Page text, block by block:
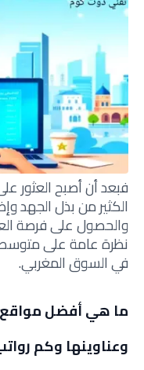
فبعد أن أصبح العثور
الكثير من بذل الجهد
والحصول على فرصة
نظرة عامة على متوسط
في السوق المغربي.
ما هي أفضل مواقع
وعناوينها وكم